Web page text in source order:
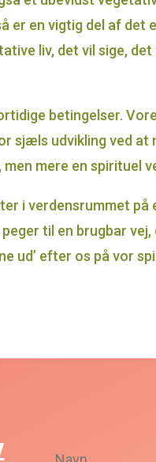
en vigtig del af det
liv, det vil sige,
betingelser.
sjæls udvikling ved
mere en spirituel
i verdensrummet på
til en brugbar vej,
efter os på vor